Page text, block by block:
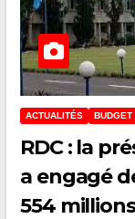
ACTUALITÉS BUDGET
RDC : la
a engagé
554